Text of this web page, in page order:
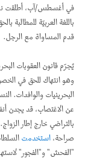
في أغسطس/آب، أطلقت
باللغة العربيّة للمطالبة
قدم المساواة مع الرجل.
يُجرّم قانون العقوبات
وهو انتهاك للحق في
البحرينيات والوافدات.
عن الاغتصاب، قد يجدن
بالتراضي خارج إطار
صراحة،استخدمت
"الفحش" و"الفجور"